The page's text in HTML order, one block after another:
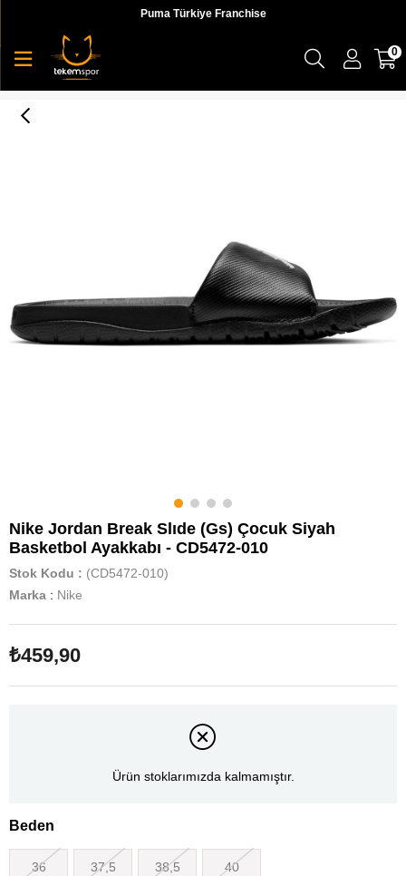
Puma Türkiye Franchise
0
Nike Jordan Break Slıde (Gs) Çocuk Siyah
Basketbol Ayakkabı - CD5472-010
Stok Kodu
(CD5472-010)
Marka : Nike
₺459,90
Ürün stoklarımızda kalmamıştır.
Beden
36 37,5 38,5 40